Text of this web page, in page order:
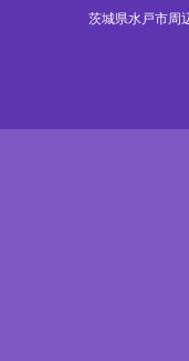
茨城県水戸市周